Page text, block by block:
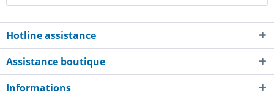
Hotline assistance
Assistance boutique
Informations